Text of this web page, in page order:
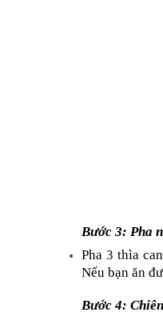
Bước 3: Pha
Pha 3 thìa
Nếu bạn ăn
Bước 4: